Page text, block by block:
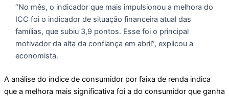
“No mês, o indicador que mais impulsionou a melhora do
ICC foi o indicador de situação financeira atual das
famílias, que subiu 3,9 pontos. Esse foi o principal
motivador da alta da confiança em abril”, explicou a
economista.
A análise do índice de consumidor por faixa de renda indica
que a melhora mais significativa foi a do consumidor que ganha